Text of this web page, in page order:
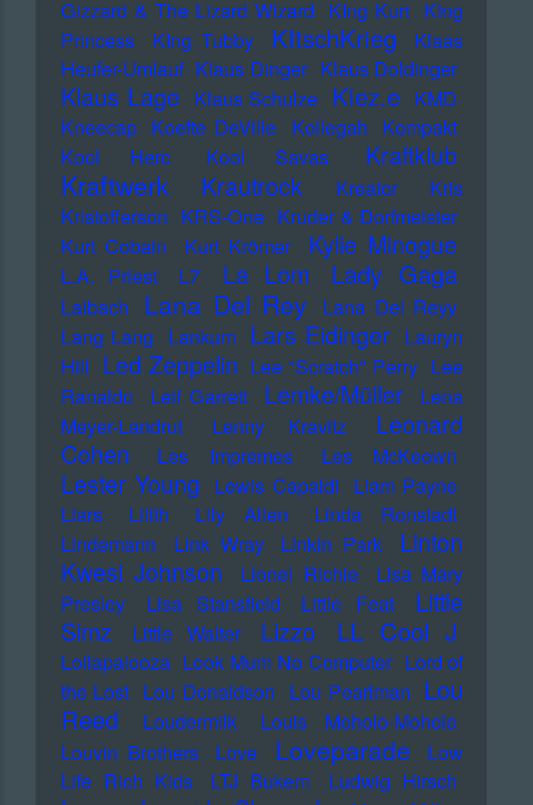
Gizzard & The Lizard Wizard KIng Kurt KIng
Princess
KIng Tubby KItschKrieg
Klaas
Heufer-Umlauf Klaus Dinger Klaus Doldinger
Klaus Lage Klaus Schulze Klez.e KMD
Kneecap Koefte DeVille Kollegah Kompakt
Kool Herc
Kool Savas Kraftklub
Kraftwerk Krautrock Kreator
Kris
Kristofferson KRS-One Kruder & Dorfmeister
Kurt Cobain
Kurt Krömer Kylie Minogue
L.A. Priest L7 La Lom Lady Gaga
Laibach Lana Del Rey
Lana Del Reyy
Lang Lang Lankum Lars Eidinger Lauryn
Hill Led Zeppelin Lee "Scratch" Perry Lee
Ranaldo
Leif Garrett Lemke/Müller
Lena
Meyer-Landrut
Lenny Kravitz
Leonard
Cohen
Les Impremes Les McKeown
Lester Young Lewis Capaldi Liam Payne
Liars
Lilith Lily Allen
Linda Ronstadt
Lindemann
Link Wray Linkin Park
Linton
Kwesi Johnson
Lionel Richie
Lisa Mary
Presley
Lisa Stansfield Little Feat
Little
Simz
Little Walter Lizzo LL Cool J
Lollapalooza Look Mum No Computer Lord of
the Lost Lou Donaldson Lou Pearlman Lou
Reed
Loudermilk
Louis Moholo-Moholo
Louvin Brothers
Love Loveparade
Low
Life Rich Kids
LTJ Bukem Ludwig Hirsch